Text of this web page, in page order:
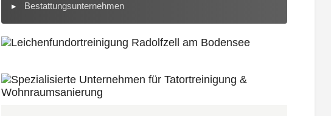
Bestattungsunternehmen